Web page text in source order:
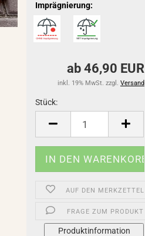
Imprägnierung:
ab 46,90 EUR
inkl. 19% MwSt. zzgl. Versand
Stück:
Stück
AUF DEN MERKZETTEL
FRAGE ZUM PRODUKT
Produktinformation